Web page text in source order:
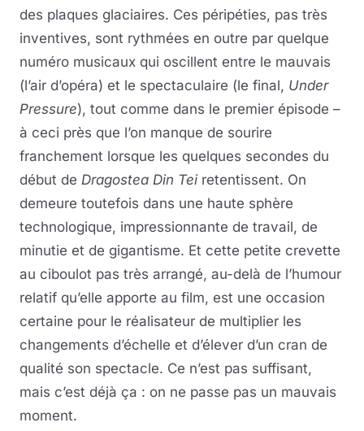
des plaques glaciaires. Ces péripéties, pas très
inventives, sont rythmées en outre par quelque
numéro musicaux qui oscillent entre le mauvais
(l’air d’opéra) et le spectaculaire (le final, Under
Pressure), tout comme dans le premier épisode –
à ceci près que l’on manque de sourire
franchement lorsque les quelques secondes du
début de Dragostea Din Teiretentissent. On
demeure toutefois dans une haute sphère
technologique, impressionnante de travail, de
minutie et de gigantisme. Et cette petite crevette
au ciboulot pas très arrangé, au-delà de l’humour
relatif qu’elle apporte au film, est une occasion
certaine pour le réalisateur de multiplier les
changements d’échelle et d’élever d’un cran de
qualité son spectacle. Ce n’est pas suffisant,
mais c’est déjà ça : on ne passe pas un mauvais
moment.